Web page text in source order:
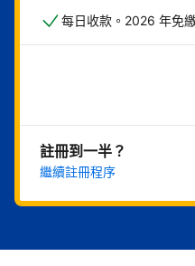
每日收款。2026 年免
現在就
註冊到一半？
繼續註冊程序